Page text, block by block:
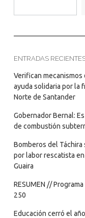
ENTRADAS
Verifican mecanismos
ayuda solidaria por la
Norte de Santander
Gobernador Bernal:
de combustión
Bomberos del
por labor rescatista
Guaira
RESUMEN //
250
Educación cerró el